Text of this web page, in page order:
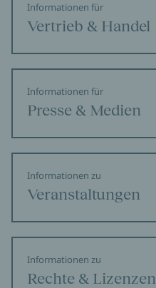
Informationen für
Vertrieb & Handel
Informationen für
Presse & Medien
Informationen zu
Veranstaltungen
Informationen zu
Rechte & Lizenzen